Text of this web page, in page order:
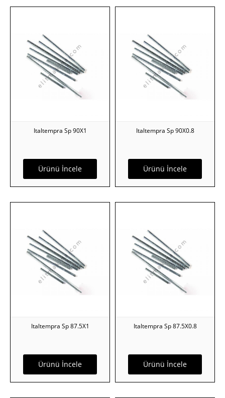
Ürünü İncele
Italtempra Sp 90X1
Ürünü İncele
Italtempra Sp 90X0.8
Ürünü İncele
Italtempra Sp 87.5X1
Ürünü İncele
Italtempra Sp 87.5X0.8